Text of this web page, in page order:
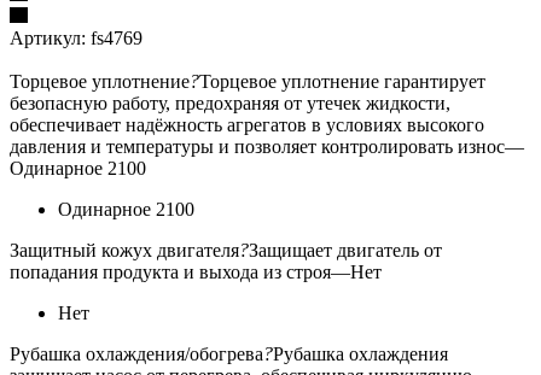
Артикул: fs4769
Торцевое уплотнение?Торцевое уплотнение гарантирует
безопасную работу, предохраняя от утечек жидкости,
обеспечивает надёжность агрегатов в условиях высокого
давления и температуры и позволяет контролировать износ—
Одинарное 2100
Одинарное 2100
Защитный кожух двигателя?Защищает двигатель от
попадания продукта и выхода из строя—Нет
Нет
Рубашка охлаждения/обогрева?Рубашка охлаждения